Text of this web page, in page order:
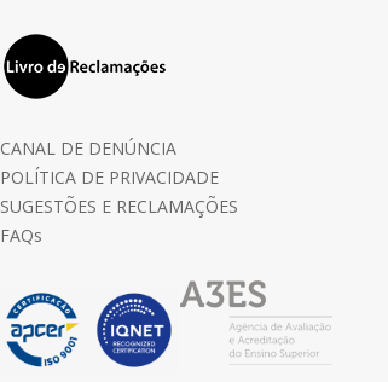
CANAL DE DENÚNCIA
POLÍTICA DE PRIVACIDADE
SUGESTÕES E RECLAMAÇÕES
FAQs